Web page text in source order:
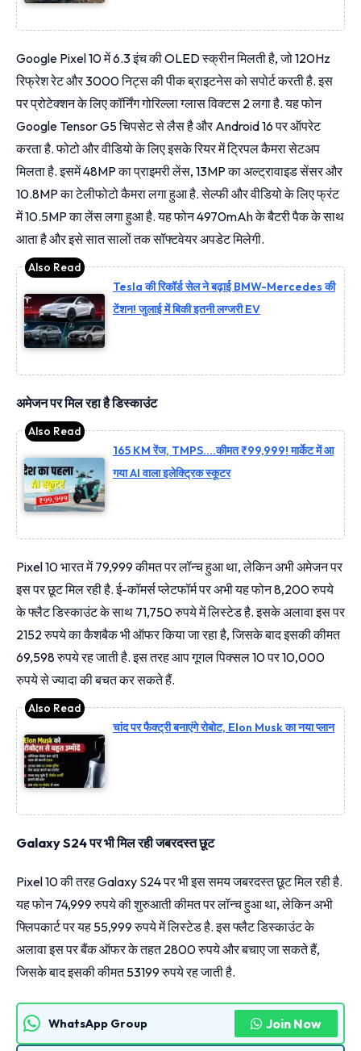
Google Pixel 10 में 6.3 इंच की OLED स्क्रीन मिलती है, जो 120Hz
रिफ्रेश रेट और 3000 निट्स की पीक ब्राइटनेस को सपोर्ट करती है. इस
पर प्रोटेक्शन के लिए कॉर्निंग गोरिल्ला ग्लास विक्टस 2 लगा है. यह फोन
Google Tensor G5 चिपसेट से लैस है और Android 16 पर ऑपरेट
करता है. फोटो और वीडियो के लिए इसके रियर में ट्रिपल कैमरा सेटअप
मिलता है. इसमें 48MP का प्राइमरी लेंस, 13MP का अल्ट्रावाइड सेंसर और
10.8MP का टेलीफोटो कैमरा लगा हुआ है. सेल्फी और वीडियो के लिए फ्रंट
में 10.5MP का लेंस लगा हुआ है. यह फोन 4970mAh के बैटरी पैक के साथ
आता है और इसे सात सालों तक सॉफ्टवेयर अपडेट मिलेगी.
Tesla की रिकॉर्ड सेल ने बढ़ाई BMW-Mercedes की
टेंशन! जुलाई में बिकी इतनी लग्जरी EV
अमेजन पर मिल रहा है डिस्काउंट
165 KM रेंज, TMPS….कीमत ₹99,999! मार्केट में आ
गया AI वाला इलेक्ट्रिक स्कूटर
Pixel 10 भारत में 79,999 कीमत पर लॉन्च हुआ था, लेकिन अभी अमेजन पर
इस पर छूट मिल रही है. ई-कॉमर्स प्लेटफॉर्म पर अभी यह फोन 8,200 रुपये
के फ्लैट डिस्काउंट के साथ 71,750 रुपये में लिस्टेड है. इसके अलावा इस पर
2152 रुपये का कैशबैक भी ऑफर किया जा रहा है, जिसके बाद इसकी कीमत
69,598 रुपये रह जाती है. इस तरह आप गूगल पिक्सल 10 पर 10,000
रुपये से ज्यादा की बचत कर सकते हैं.
चांद पर फैक्ट्री बनाएंगे रोबोट, Elon Musk का नया प्लान
Galaxy S24 पर भी मिल रही जबरदस्त छूट
Pixel 10 की तरह Galaxy S24 पर भी इस समय जबरदस्त छूट मिल रही है.
यह फोन 74,999 रुपये की शुरुआती कीमत पर लॉन्च हुआ था, लेकिन अभी
फ्लिपकार्ट पर यह 55,999 रुपये में लिस्टेड है. इस फ्लैट डिस्काउंट के
अलावा इस पर बैंक ऑफर के तहत 2800 रुपये और बचाए जा सकते हैं,
जिसके बाद इसकी कीमत 53199 रुपये रह जाती है.
WhatsApp Group Join Now